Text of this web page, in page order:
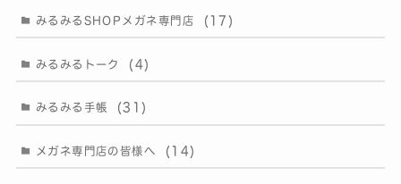
みるみるSHOPメガネ専門店 (17)
みるみるトーク (4)
みるみる手帳 (31)
メガネ専門店の皆様へ (14)